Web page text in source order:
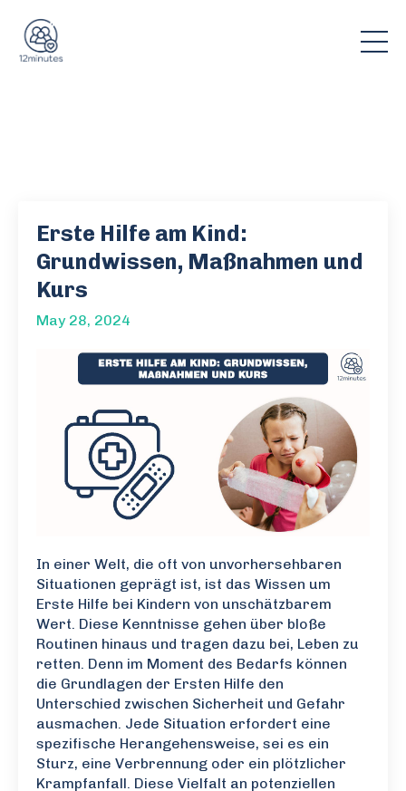
Erste Hilfe am Kind:
Grundwissen, Maßnahmen und
Kurs
May 28, 2024
In einer Welt, die oft von unvorhersehbaren
Situationen geprägt ist, ist das Wissen um
Erste Hilfe bei Kindern von unschätzbarem
Wert. Diese Kenntnisse gehen über bloße
Routinen hinaus und tragen dazu bei, Leben zu
retten. Denn im Moment des Bedarfs können
die Grundlagen der Ersten Hilfe den
Unterschied zwischen Sicherheit und Gefahr
ausmachen. Jede Situation erfordert eine
spezifische Herangehensweise, sei es ein
Sturz, eine Verbrennung oder ein plötzlicher
Krampfanfall. Diese Vielfalt an potenziellen